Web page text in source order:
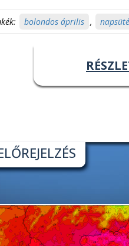
bolondos április ,